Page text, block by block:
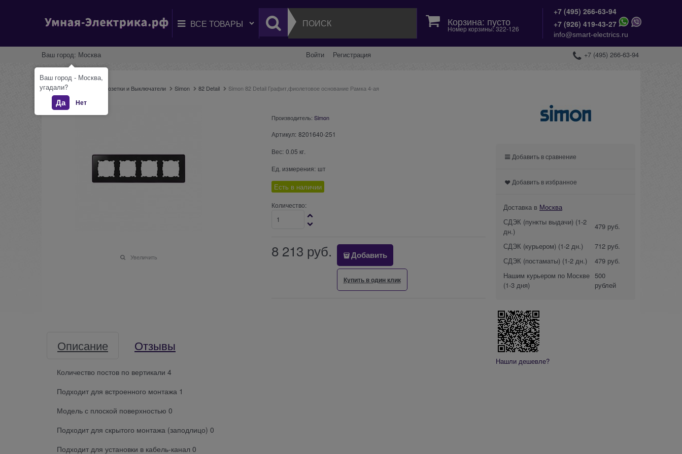
Корзина: пусто
Номер корзины: 322-126
+7 (495) 266-63-94
+7 (926) 419-43-27
info@smart-electrics.ru
Ваш город: Москва Войти Регистрация +7 (495) 266-63-94
Главная Розетки и Выключатели Simon 82 Detail Simon 82 Detail Графит,фиолетовое основание Рамка 4-ая
Увеличить
Производитель: Simon
Артикул: 8201640-251
Вес: 0.05 кг.
Ед. измерения: шт
Есть в наличии
Количество:
8 213 руб. Добавить
Купить в один клик
Описание Отзывы
Количество постов по вертикали 4
Подходит для встроенного монтажа 1
Модель с плоской поверхностью 0
Подходит для скрытого монтажа (заподлицо) 0
Подходит для установки в кабель-канал 0
Добавить в сравнение
Добавить в избранное
Доставка в Москва
СДЭК (пункты выдачи) (1-2
дн.)
479 руб.
СДЭК (курьером) (1-2 дн.)
712 руб.
СДЭК (постаматы) (1-2 дн.)
479 руб.
Нашим курьером по Москве
(1-3 дня)
500
рублей
Нашли дешевле?
Ваш город - Москва,
угадали?
Да Нет